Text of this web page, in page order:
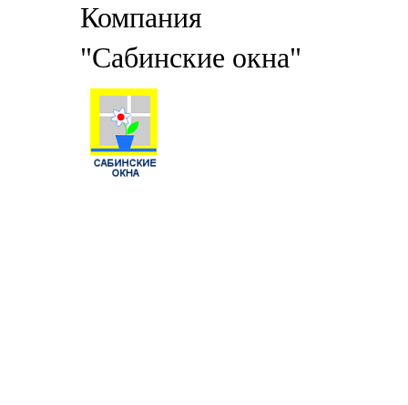
Компания
"Сабинские окна"